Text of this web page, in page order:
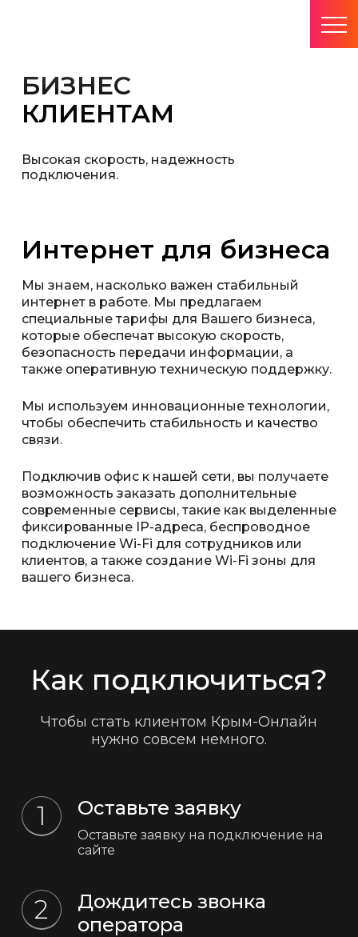
БИЗНЕС
КЛИЕНТАМ
Высокая скорость, надежность
подключения.
Интернет для бизнеса
Мы знаем, насколько важен стабильный
интернет в работе. Мы предлагаем
специальные тарифы для Вашего бизнеса,
которые обеспечат высокую скорость,
безопасность передачи информации, а
также оперативную техническую поддержку.
Мы используем инновационные технологии,
чтобы обеспечить стабильность и качество
связи.
Подключив офис к нашей сети, вы получаете
возможность заказать дополнительные
современные сервисы, такие как выделенные
фиксированные IP-адреса, беспроводное
подключение Wi-Fi для сотрудников или
клиентов, а также создание Wi-Fi зоны для
вашего бизнеса.
Как подключиться?
Чтобы стать клиентом Крым-Онлайн
нужно совсем немного.
Оставьте заявку
Оставьте заявку на подключение на
сайте
Дождитесь звонка
оператора